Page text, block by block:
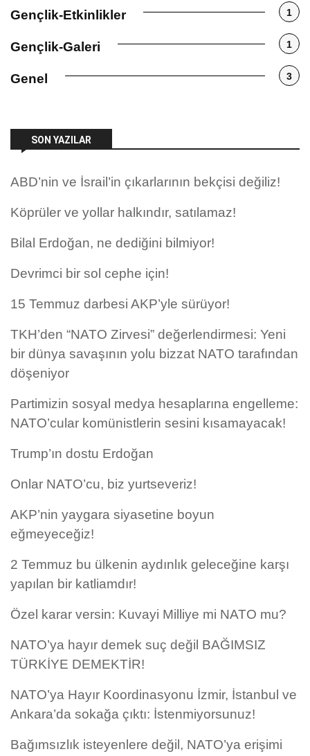
Gençlik-Etkinlikler 1
Gençlik-Galeri 1
Genel 3
SON YAZILAR
ABD’nin ve İsrail’in çıkarlarının bekçisi değiliz!
Köprüler ve yollar halkındır, satılamaz!
Bilal Erdoğan, ne dediğini bilmiyor!
Devrimci bir sol cephe için!
15 Temmuz darbesi AKP’yle sürüyor!
TKH’den “NATO Zirvesi” değerlendirmesi: Yeni
bir dünya savaşının yolu bizzat NATO tarafından
döşeniyor
Partimizin sosyal medya hesaplarına engelleme:
NATO’cular komünistlerin sesini kısamayacak!
Trump’ın dostu Erdoğan
Onlar NATO’cu, biz yurtseveriz!
AKP’nin yaygara siyasetine boyun
eğmeyeceğiz!
2 Temmuz bu ülkenin aydınlık geleceğine karşı
yapılan bir katliamdır!
Özel karar versin: Kuvayi Milliye mi NATO mu?
NATO’ya hayır demek suç değil BAĞIMSIZ
TÜRKİYE DEMEKTİR!
NATO’ya Hayır Koordinasyonu İzmir, İstanbul ve
Ankara’da sokağa çıktı: İstenmiyorsunuz!
Bağımsızlık isteyenlere değil, NATO’ya erişimi